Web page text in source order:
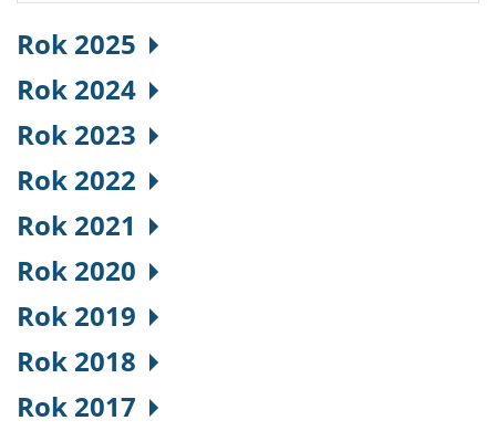
Rok 2025
Rok 2024
Rok 2023
Rok 2022
Rok 2021
Rok 2020
Rok 2019
Rok 2018
Rok 2017